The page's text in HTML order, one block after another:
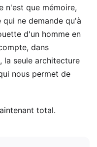
n'est que mémoire,
qui ne demande qu'à
d'un homme en
dans
la seule architecture
nous permet de
total.